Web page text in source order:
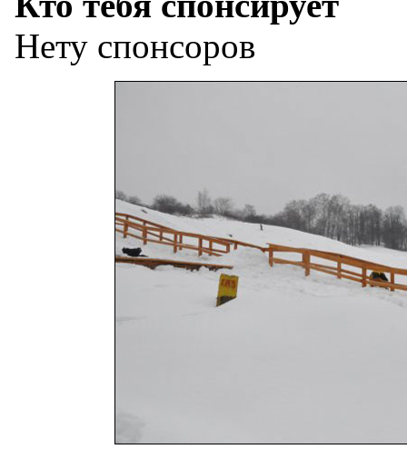
Нету спонсоров